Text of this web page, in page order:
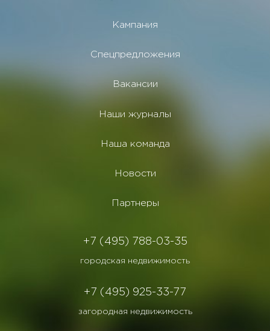
Кампания
Спецпредложения
Вакансии
Наши журналы
Наша команда
Новости
Партнеры
+7 (495) 788-03-35
городская недвижимость
+7 (495) 925-33-77
загородная недвижимость